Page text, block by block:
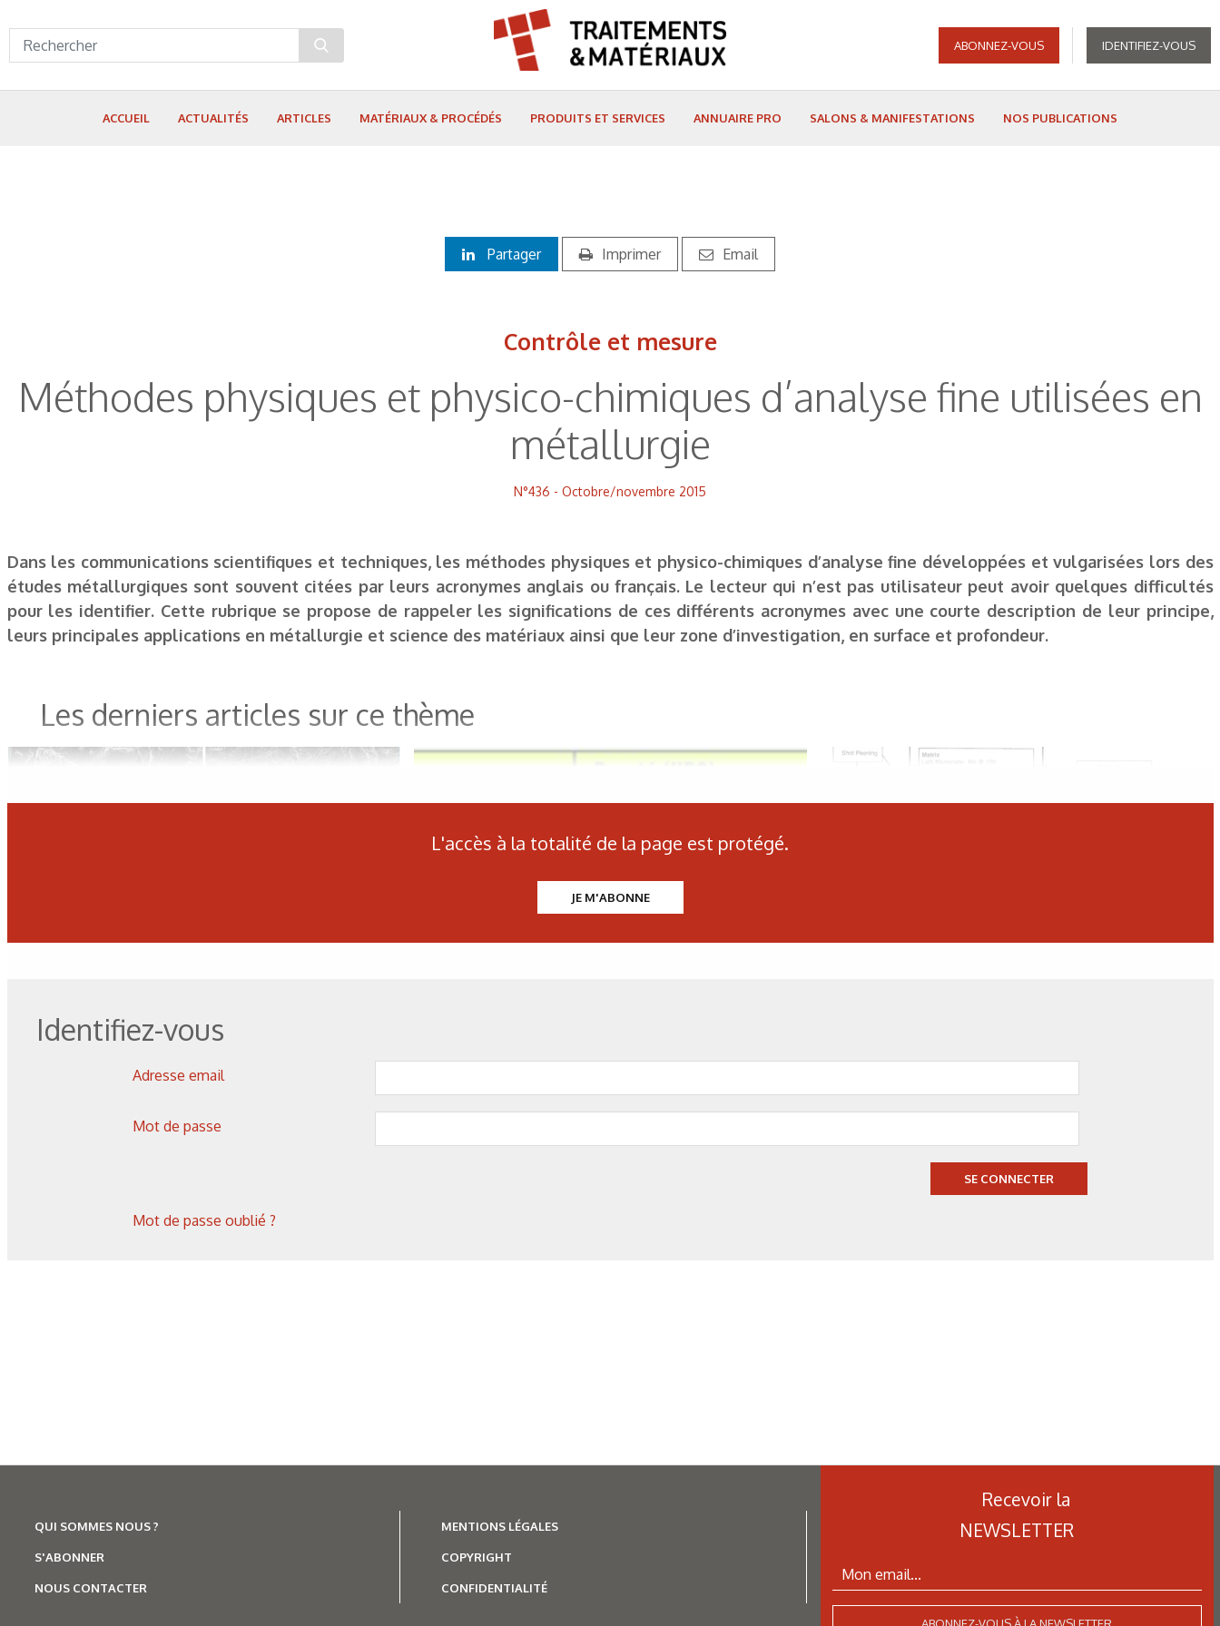
ABONNEZ-VOUS IDENTIFIEZ-VOUS
ACCUEIL ACTUALITÉS ARTICLES MATÉRIAUX & PROCÉDÉS PRODUITS ET SERVICES ANNUAIRE PRO SALONS & MANIFESTATIONS NOS PUBLICATIONS
Partager Imprimer Email
Contrôle et mesure
Méthodes physiques et physico-chimiques d’analyse fine utilisées en
métallurgie
N°436 - Octobre/novembre 2015
Dans les communications scientifiques et techniques, les méthodes physiques et physico-chimiques d’analyse fine développées et vulgarisées lors des
études métallurgiques sont souvent citées par leurs acronymes anglais ou français. Le lecteur qui n’est pas utilisateur peut avoir quelques difficultés
pour les identifier. Cette rubrique se propose de rappeler les significations de ces différents acronymes avec une courte description de leur principe,
leurs principales applications en métallurgie et science des matériaux ainsi que leur zone d’investigation, en surface et profondeur.
Les derniers articles sur ce thème
Caractérisation des hydrures
techniques d’analyse
Les aciers pour trempe
Simulation métallurgique
thermiques : une approche multi-
L'accès à la totalité de la page est protégé.
JE M'ABONNE
Identifiez-vous
Adresse email
Mot de passe
SE CONNECTER
Mot de passe oublié ?
QUI SOMMES NOUS ?
S'ABONNER
NOUS CONTACTER
MENTIONS LÉGALES
COPYRIGHT
CONFIDENTIALITÉ
Recevoir la
NEWSLETTER